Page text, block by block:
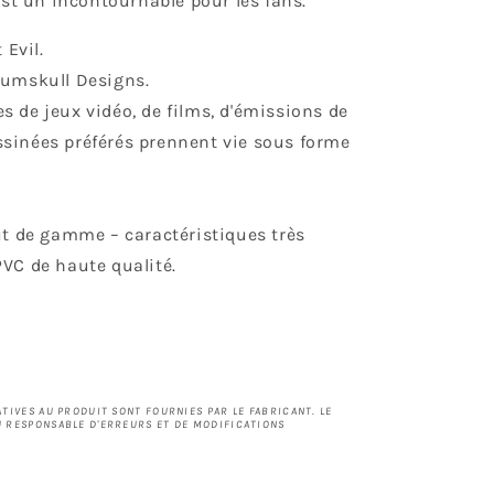
Evil.
Designs.
de jeux vidéo, de films, d'émissions de
préférés prennent vie sous forme
de gamme – caractéristiques très
de haute qualité.
AU PRODUIT SONT FOURNIES PAR LE FABRICANT. LE
D'ERREURS ET DE MODIFICATIONS